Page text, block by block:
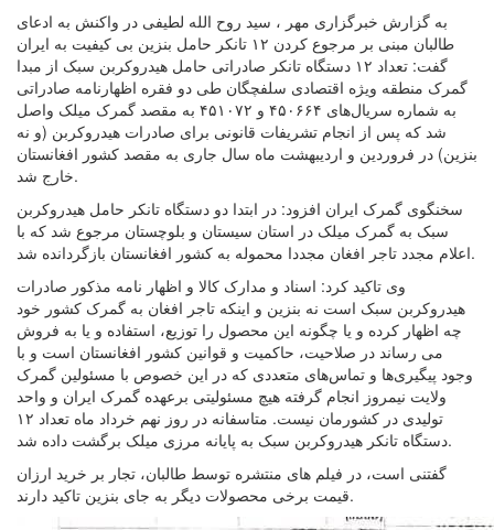
به گزارش خبرگزاری مهر ، سید روح الله لطیفی در واکنش به ادعای
طالبان مبنی بر مرجوع کردن ۱۲ تانکر حامل بنزین بی کیفیت به ایران
گفت: تعداد ۱۲ دستگاه تانکر صادراتی حامل هیدروکربن سبک از مبدا
گمرک منطقه ویژه اقتصادی سلفچگان طی دو فقره اظهارنامه صادراتی
به شماره سریال‌های ۴۵۰۶۶۴ و ۴۵۱۰۷۲ به مقصد گمرک میلک واصل
شد که پس از انجام تشریفات قانونی برای صادرات هیدروکربن (و نه
بنزین) در فروردین و اردیبهشت ماه سال جاری به مقصد کشور افغانستان
خارج شد.
سخنگوی گمرک ایران افزود: در ابتدا دو دستگاه تانکر حامل هیدروکربن
سبک به گمرک میلک در استان سیستان و بلوچستان مرجوع شد که با
اعلام مجدد تاجر افغان مجددا محموله به کشور افغانستان بازگردانده شد.
وی تاکید کرد: اسناد و مدارک کالا و اظهار نامه مذکور صادرات
هیدروکربن سبک است نه بنزین و اینکه تاجر افغان به گمرک کشور خود
چه اظهار کرده و یا چگونه این محصول را توزیع، استفاده و یا به فروش
می رساند در صلاحیت، حاکمیت و قوانین کشور افغانستان است و با
وجود پیگیری‌ها و تماس‌های متعددی که در این خصوص با مسئولین گمرک
ولایت نیمروز انجام گرفته هیچ مسئولیتی برعهده گمرک ایران و واحد
تولیدی در کشورمان نیست. متاسفانه در روز نهم خرداد ماه تعداد ۱۲
دستگاه تانکر هیدروکربن سبک به پایانه مرزی میلک برگشت داده شد.
گفتنی است، در فیلم های منتشره توسط طالبان، تجار بر خرید ارزان
قیمت برخی محصولات دیگر به جای بنزین تاکید دارند.